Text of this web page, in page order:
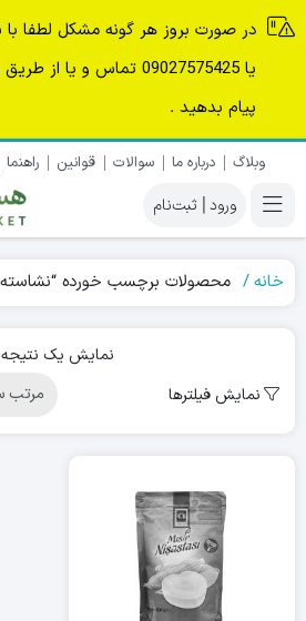
یا 09027575425 تماس و یا
پیام بدهید .
وبلاگ درباره ما سوالات قوانین راهنما
|
خانه محصولات برچسب خورده
نمایش یک نتیجه
نمایش فیلترها